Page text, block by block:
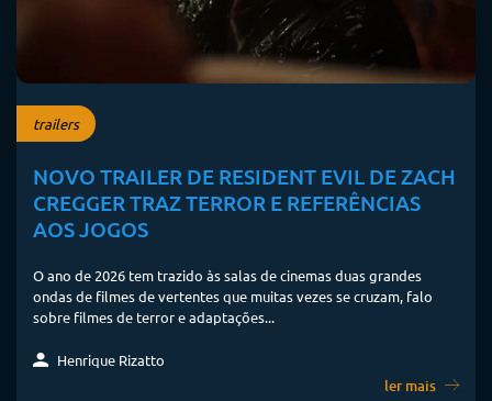
trailers
NOVO TRAILER DE RESIDENT EVIL DE ZACH
CREGGER TRAZ TERROR E REFERÊNCIAS
AOS JOGOS
O ano de 2026 tem trazido às salas de cinemas duas grandes
ondas de filmes de vertentes que muitas vezes se cruzam, falo
sobre filmes de terror e adaptações...
Henrique Rizatto
ler mais